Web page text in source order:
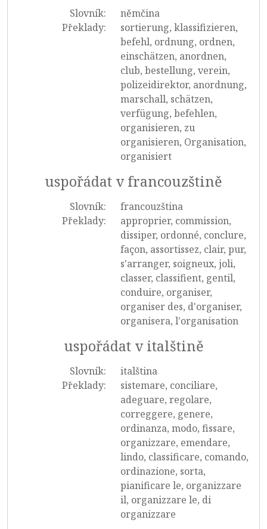
Slovník:
němčina
Překlady:
sortierung, klassifizieren,
befehl, ordnung, ordnen,
einschätzen, anordnen,
club, bestellung, verein,
polizeidirektor, anordnung,
marschall, schätzen,
verfügung, befehlen,
organisieren, zu
organisieren, Organisation,
organisiert
uspořádat v francouzštině
Slovník:
francouzština
Překlady:
approprier, commission,
dissiper, ordonné, conclure,
façon, assortissez, clair, pur,
s'arranger, soigneux, joli,
classer, classifient, gentil,
conduire, organiser,
organiser des, d'organiser,
organisera, l'organisation
uspořádat v italštině
Slovník:
italština
Překlady:
sistemare, conciliare,
adeguare, regolare,
correggere, genere,
ordinanza, modo, fissare,
organizzare, emendare,
lindo, classificare, comando,
ordinazione, sorta,
pianificare le, organizzare
il, organizzare le, di
organizzare